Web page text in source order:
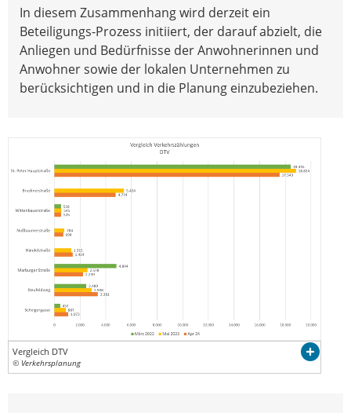
In diesem Zusammenhang wird derzeit ein
Beteiligungs-Prozess initiiert, der darauf abzielt, die
Anliegen und Bedürfnisse der Anwohnerinnen und
Anwohner sowie der lokalen Unternehmen zu
berücksichtigen und in die Planung einzubeziehen.
Vergleich DTV
© Verkehrsplanung